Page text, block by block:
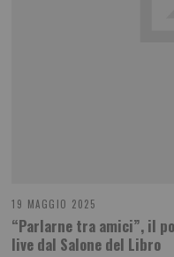
19 MAGGIO 2025
“Parlarne tra amici”, il
live dal Salone del Libro